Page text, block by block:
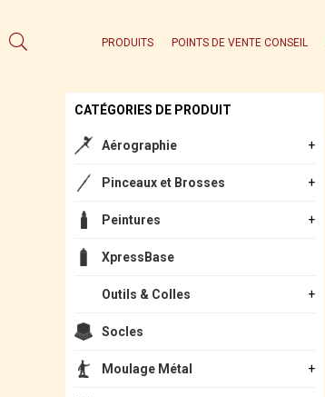
PRODUITS POINTS DE VENTE CONSEIL
CATÉGORIES DE PRODUIT
Aérographie
Pinceaux et Brosses
Peintures
XpressBase
Outils & Colles
Socles
Moulage Métal